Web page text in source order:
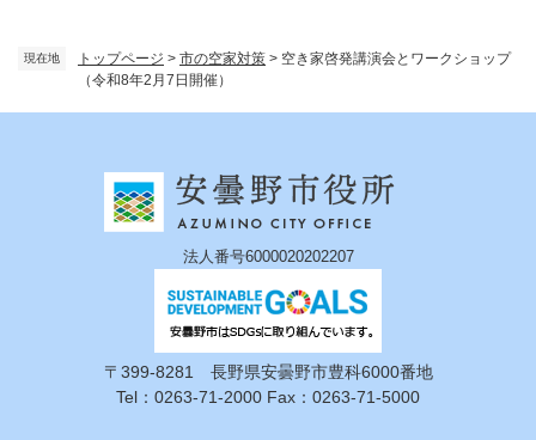
現在地 トップページ > 市の空家対策 > 空き家啓発講演会とワークショップ
（令和8年2月7日開催）
法人番号6000020202207
〒399-8281 長野県安曇野市豊科6000番地
Tel：0263-71-2000 Fax：0263-71-5000